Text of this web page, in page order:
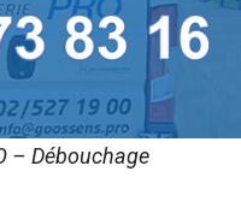
– Débouchage